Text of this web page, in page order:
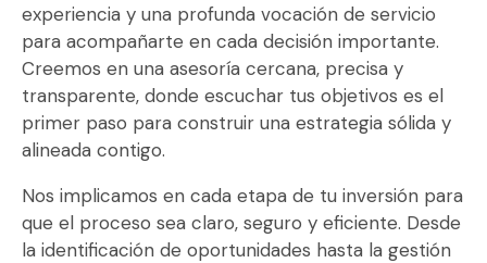
experiencia y una profunda vocación de servicio
para acompañarte en cada decisión importante.
Creemos en una asesoría cercana, precisa y
transparente, donde escuchar tus objetivos es el
primer paso para construir una estrategia sólida y
alineada contigo.
Nos implicamos en cada etapa de tu inversión para
que el proceso sea claro, seguro y eficiente. Desde
la identificación de oportunidades hasta la gestión